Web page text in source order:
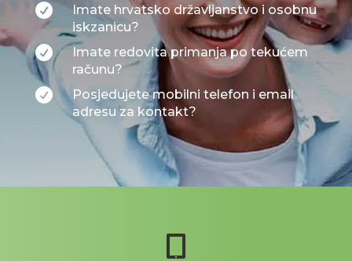

Imate hrvatsko državljanstvo i osobnu
iskzanicu?

Imate redovita primanja po tekućem
računu?

Posjedujete mobilni telefon i email
adresu za kontakt?